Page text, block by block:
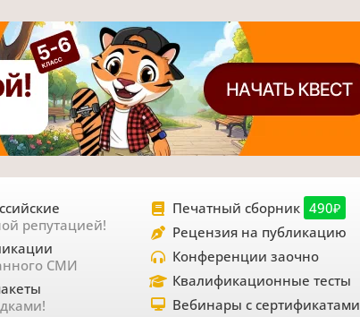
репутацией!
СМИ
Печатный сборник 490₽
Рецензия на публикацию
Конференции заочно
Квалификационные тесты
Вебинары с сертификатами